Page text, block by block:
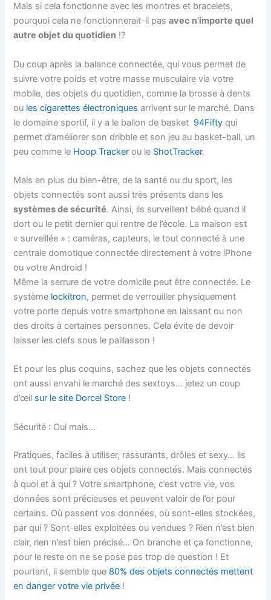
Mais si cela fonctionne avec les montres et bracelets,
pourquoi cela ne fonctionnerait-il pasavec n’importe quel
autre objet du quotidien !?
Du coup après la balance connectée, qui vous permet de
suivre votre poids et votre masse musculaire via votre
mobile, des objets du quotidien, comme la brosse à dents
ou les cigarettes électroniques arrivent sur le marché. Dans
le domaine sportif, il y a le ballon de basket 94Fifty qui
permet d’améliorer son dribble et son jeu au basket-ball, un
peu comme le Hoop Tracker ou le ShotTracker.
Mais en plus du bien-être, de la santé ou du sport, les
objets connectés sont aussi très présents dans les
systèmes de sécurité. Ainsi, ils surveillent bébé quand il
dort ou le petit dernier qui rentre de l’école. La maison est
« surveillée » : caméras, capteurs, le tout connecté à une
centrale domotique connectée directement à votre iPhone
ou votre Android !
Même la serrure de votre domicile peut être connectée. Le
système lockitron, permet de verrouiller physiquement
votre porte depuis votre smartphone en laissant ou non
des droits à certaines personnes. Cela évite de devoir
laisser les clefs sous le paillasson !
Et pour les plus coquins, sachez que les objets connectés
ont aussi envahi le marché des sextoys… jetez un coup
d’œil sur le site Dorcel Store !
Sécurité : Oui mais…
Pratiques, faciles à utiliser, rassurants, drôles et sexy… ils
ont tout pour plaire ces objets connectés. Mais connectés
à quoi et à qui ? Votre smartphone, c’est votre vie, vos
données sont précieuses et peuvent valoir de l’or pour
certains. Où passent vos données, où sont-elles stockées,
par qui ? Sont-elles exploitées ou vendues ? Rien n’est bien
clair, rien n’est bien précisé… On branche et ça fonctionne,
pour le reste on ne se pose pas trop de question ! Et
pourtant, il semble que 80% des objets connectés mettent
en danger votre vie privée !